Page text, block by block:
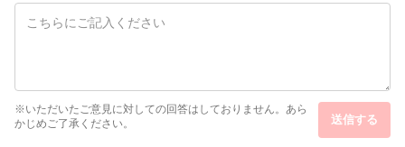
※いただいたご意見に対しての回答はしておりません。あら
かじめご了承ください。
送信する